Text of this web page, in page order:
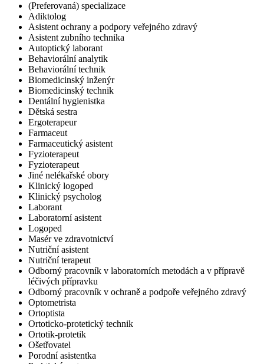
(Preferovaná) specializace
Adiktolog
Asistent ochrany a podpory veřejného zdravý
Asistent zubního technika
Autoptický laborant
Behaviorální analytik
Behaviorální technik
Biomedicinský inženýr
Biomedicinský technik
Dentální hygienistka
Dětská sestra
Ergoterapeur
Farmaceut
Farmaceutický asistent
Fyzioterapeut
Fyzioterapeut
Jiné nelékařské obory
Klinický logoped
Klinický psycholog
Laborant
Laboratorní asistent
Logoped
Masér ve zdravotnictví
Nutriční asistent
Nutriční terapeut
Odborný pracovník v laboratorních metodách a v přípravě
léčivých přípravku
Odborný pracovník v ochraně a podpoře veřejného zdravý
Optometrista
Ortoptista
Ortoticko-protetický technik
Ortotik-protetik
Ošetřovatel
Porodní asistentka